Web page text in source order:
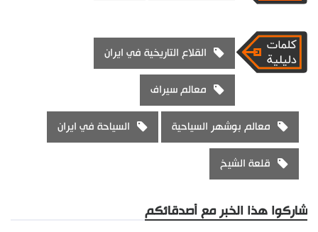
القلاع التاريخية في ايران
معالم سيراف
معالم بوشهر السياحية السياحة في ايران
قلعة الشيخ
شاركوا هذا الخبر مع أصدقائكم